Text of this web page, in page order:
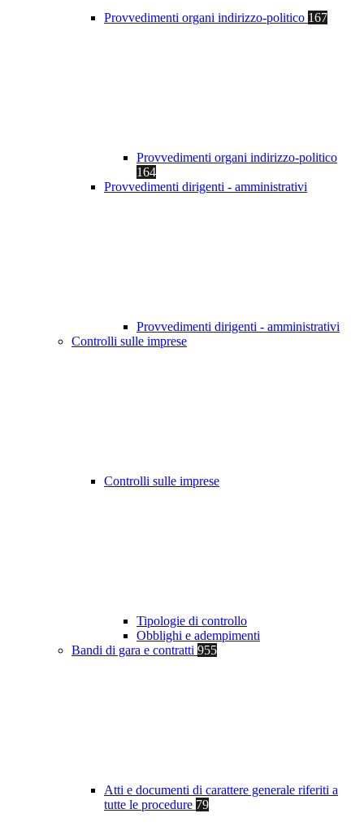
Provvedimenti organi indirizzo-politico 167
Provvedimenti organi indirizzo-politico
164
Provvedimenti dirigenti - amministrativi
Provvedimenti dirigenti - amministrativi
Controlli sulle imprese
Controlli sulle imprese
Tipologie di controllo
Obblighi e adempimenti
Bandi di gara e contratti 955
Atti e documenti di carattere generale riferiti a
tutte le procedure 79